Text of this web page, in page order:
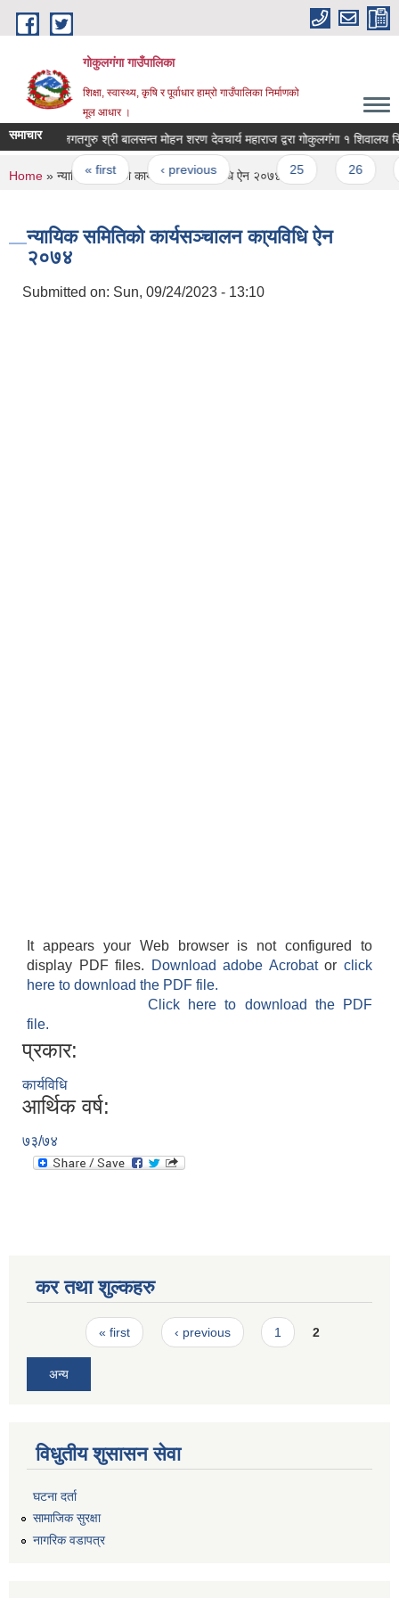
Skip to main content
गोकुलगंगा गाउँपालिका
शिक्षा, स्वास्थ्य, कृषि र पूर्वाधार हाम्रो गाउँपालिका निर्माणको
मूल आधार ।
समाचार जगतगुरु श्री बालसन्त मोहन शरण देवचार्य महाराज द्वरा गोकुलगंगा १ शिवालय
Pages
« first ‹ previous … 25 26
You are here
Home » न्यायिक समितिको कार्यसञ्चालन का्यविधि ऐन २०७४
न्यायिक समितिको कार्यसञ्चालन का्यविधि ऐन
२०७४
Submitted on: Sun, 09/24/2023 - 13:10
It appears your Web browser is not configured to
display PDF files.
Download adobe Acrobatorclick
here to download the PDF file.
Click here to download the PDF
file.
प्रकार:
कार्यविधि
आर्थिक वर्ष:
७३/७४
कर तथा शुल्कहरु
Pages« first ‹ previous 1 2
अन्य
विधुतीय शुसासन सेवा
घटना दर्ता
सामाजिक सुरक्षा
नागरिक वडापत्र